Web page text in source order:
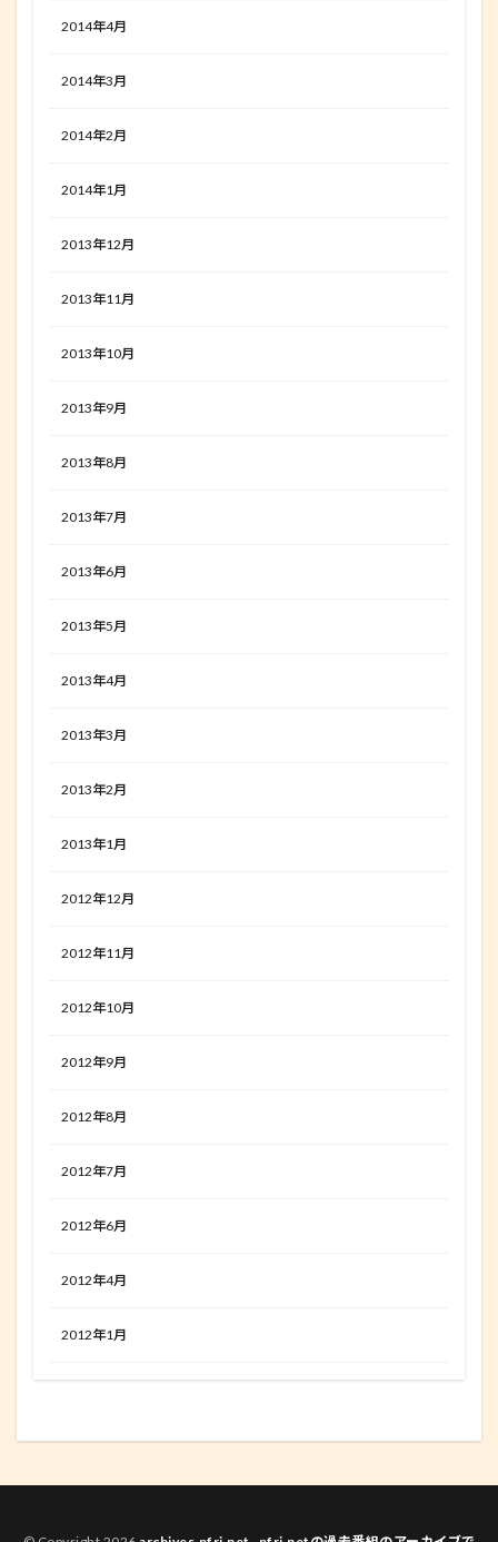
2014年4月
2014年3月
2014年2月
2014年1月
2013年12月
2013年11月
2013年10月
2013年9月
2013年8月
2013年7月
2013年6月
2013年5月
2013年4月
2013年3月
2013年2月
2013年1月
2012年12月
2012年11月
2012年10月
2012年9月
2012年8月
2012年7月
2012年6月
2012年4月
2012年1月